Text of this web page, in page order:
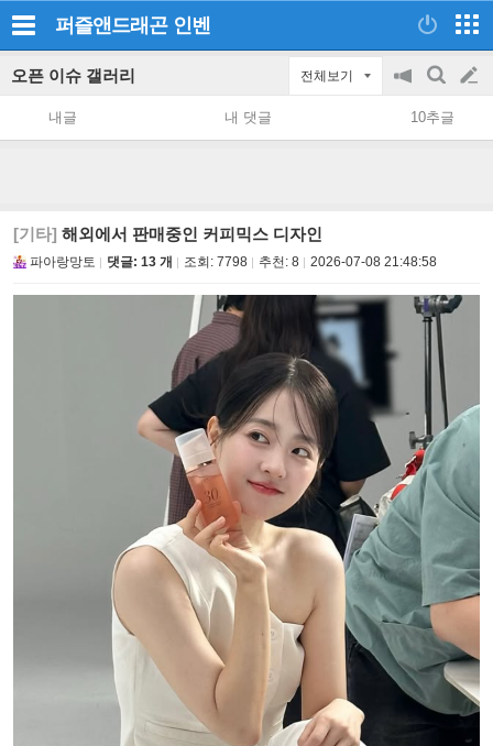
퍼즐앤드래곤 인벤
오픈 이슈 갤러리 전체보기
공
지
on/off
검
색
글
쓰
내글 내 댓글 10추글
[기타] 해외에서 판매중인 커피믹스 디자인
파아랑망토 댓글: 13 개 조회: 7798 추천: 8 2026-07-08 21:48:58